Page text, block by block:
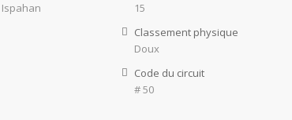
Ispahan
15
Classement physique
Doux
Code du circuit
# 50